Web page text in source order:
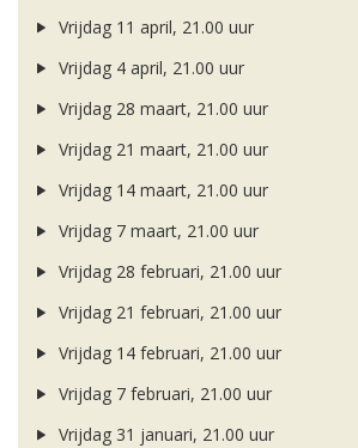
Vrijdag 11 april, 21.00 uur
Vrijdag 4 april, 21.00 uur
Vrijdag 28 maart, 21.00 uur
Vrijdag 21 maart, 21.00 uur
Vrijdag 14 maart, 21.00 uur
Vrijdag 7 maart, 21.00 uur
Vrijdag 28 februari, 21.00 uur
Vrijdag 21 februari, 21.00 uur
Vrijdag 14 februari, 21.00 uur
Vrijdag 7 februari, 21.00 uur
Vrijdag 31 januari, 21.00 uur